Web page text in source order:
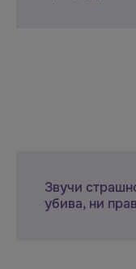
Звучи
убива, ни